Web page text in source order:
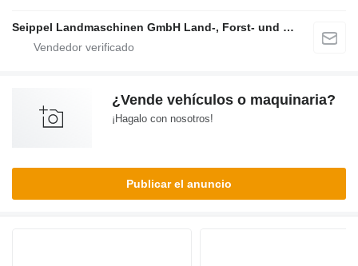
Seippel Landmaschinen GmbH Land-, Forst- und Gartentechnik
¿Vende vehículos o maquinaria?
¡Hagalo con nosotros!
Publicar el anuncio